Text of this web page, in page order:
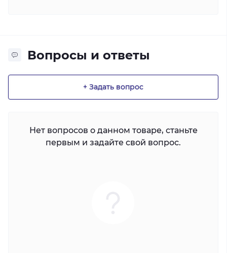
Вопросы и ответы
+ Задать вопрос
Нет вопросов о данном товаре, станьте
первым и задайте свой вопрос.